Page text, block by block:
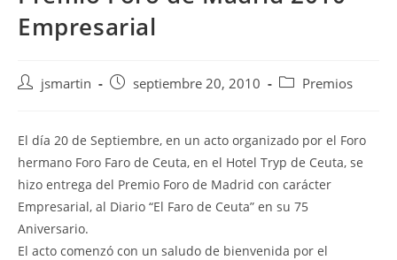
Empresarial
Autor
entrada:
jsmartin
Publicación
entrada:
septiembre 20, 2010
Categoría
entrada:
Premios
El día 20 de Septiembre, en un acto organizado por el Foro
hermano Foro Faro de Ceuta, en el Hotel Tryp de Ceuta, se
hizo entrega del Premio Foro de Madrid con carácter
Empresarial, al Diario “El Faro de Ceuta” en su 75
Aniversario.
El acto comenzó con un saludo de bienvenida por el